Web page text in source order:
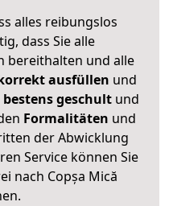
alles reibungslos
dass Sie alle
bereithalten und alle
ausfüllen und
bestens geschult und
Formalitäten und
der Abwicklung
Service können Sie
nach Copșa Mică